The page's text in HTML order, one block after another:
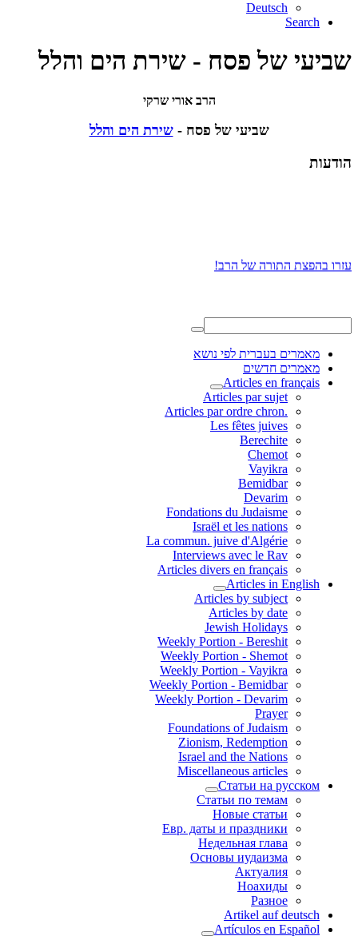
Deutsch
Search
שביעי של פסח - שירת הים והלל
הרב אורי שרקי
שביעי של פסח -שירת הים והלל
הודעות
עזרו בהפצת התורה של הרב!
מאמרים בעברית לפי נושא
מאמרים חדשים
Articles en français
Articles par sujet
.Articles par ordre chron
Les fêtes juives
Berechite
Chemot
Vayikra
Bemidbar
Devarim
Fondations du Judaisme
Israël et les nations
La commun. juive d'Algérie
Interviews avec le Rav
Articles divers en français
Articles in English
Articles by subject
Articles by date
Jewish Holidays
Weekly Portion - Bereshit
Weekly Portion - Shemot
Weekly Portion - Vayikra
Weekly Portion - Bemidbar
Weekly Portion - Devarim
Prayer
Foundations of Judaism
Zionism, Redemption
Israel and the Nations
Miscellaneous articles
Статьи на русском
Статьи по темам
Новые статьи
Евр. даты и праздники
Недельная глава
Основы иудаизма
Актуалия
Ноахиды
Разное
Artikel auf deutsch
Artículos en Español